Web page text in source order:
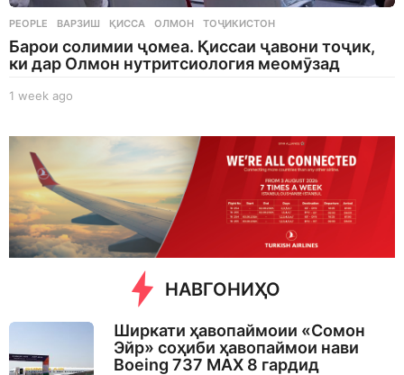
PEOPLE ВАРЗИШ ,ҚИССА ,ОЛМОН ,ТОҶИКИСТОН
Барои солимии ҷомеа. Қиссаи ҷавони тоҷик,
ки дар Олмон нутритсиология меомӯзад
1 week ago
g
o
НАВГОНИҲО
Ширкати ҳавопаймоии «Сомон
Эйр» соҳиби ҳавопаймои нави
Boeing 737 MAX 8 гардид